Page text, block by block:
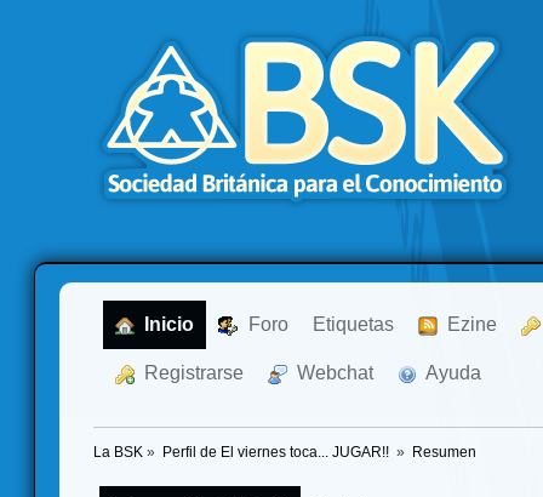
Inicio Foro Etiquetas Ezine
Registrarse Webchat Ayuda
La BSK » Perfil de El viernes toca... JUGAR!! » Resumen